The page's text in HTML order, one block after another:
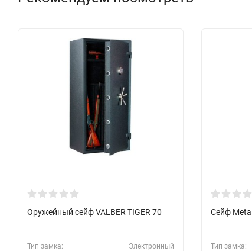
Оружейный сейф VALBER TIGER 70
Тип замка: Электронный
Сейф
Тип замка: